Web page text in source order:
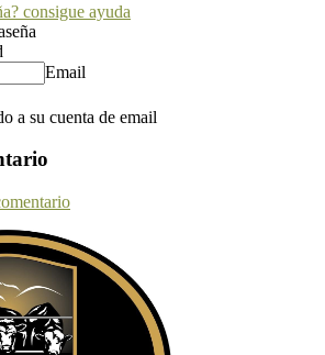
consigue ayuda
Email
a su cuenta de email